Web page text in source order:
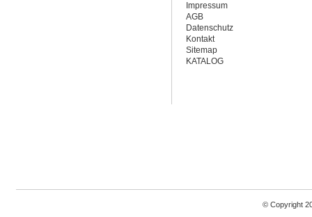
Impressum
AGB
Datenschutz
Kontakt
Sitemap
KATALOG
© Copyright